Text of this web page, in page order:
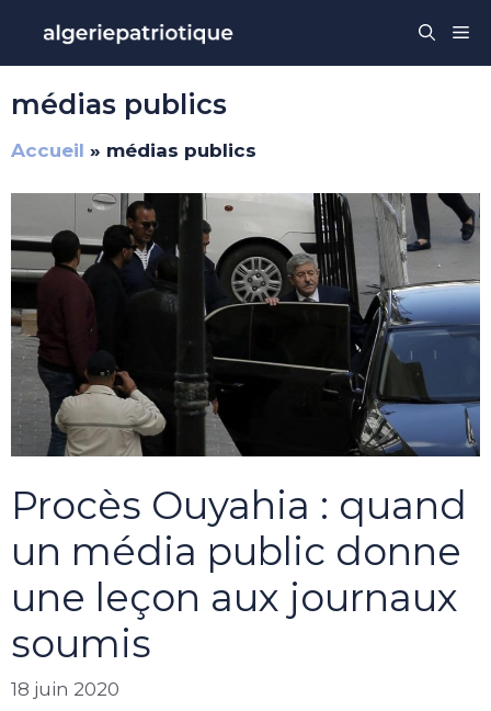
contenu
médias publics
Accueil » médias publics
Procès Ouyahia : quand
un média public donne
une leçon aux journaux
soumis
18 juin 2020